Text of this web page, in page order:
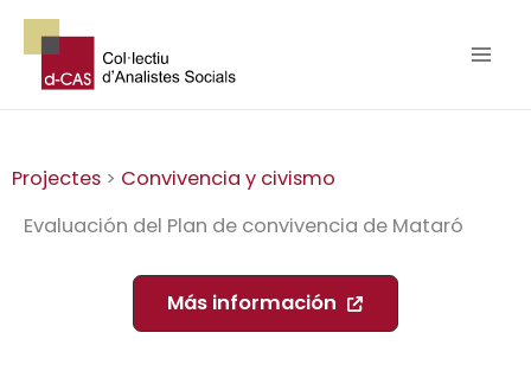
contenido
Projectes > Convivencia y civismo
Evaluación del Plan de convivencia de Mataró
Más información